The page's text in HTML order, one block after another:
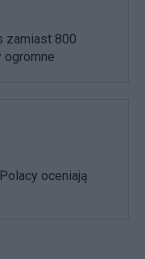
zamiast 800
ogromne
oceniają